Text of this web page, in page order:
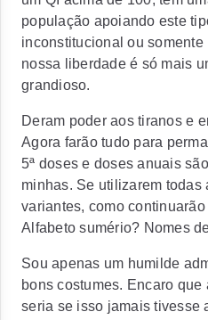
população apoiando este
inconstitucional ou
nossa liberdade é só mais
grandioso.
Deram poder aos tiranos e
Agora farão tudo para
5ª doses e doses anuais
minhas. Se utilizarem todas
variantes, como
Alfabeto sumério? Nomes
Sou apenas um humilde
bons costumes. Encaro
seria se isso jamais tivesse